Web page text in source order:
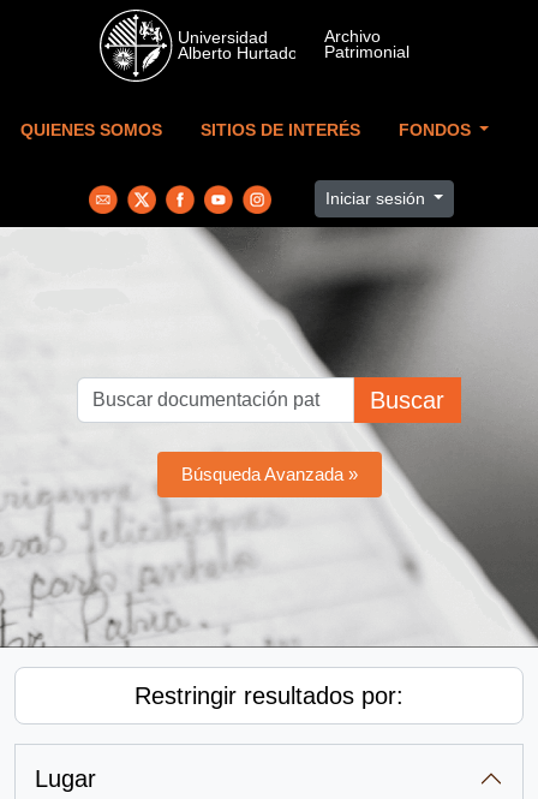
Skip to main content
QUIENES SOMOS SITIOS DE INTERÉS FONDOS
Iniciar sesión
Buscar
Búsqueda Avanzada »
Restringir resultados por:
Lugar